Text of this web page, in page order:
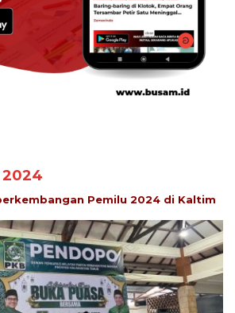
2024
Pemilu 2024 di Kaltim